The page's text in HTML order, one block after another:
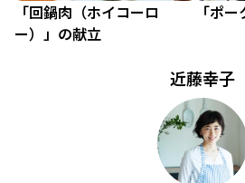
「回鍋肉（ホイコーロ
ー）」の献立
「ポ
近藤幸子